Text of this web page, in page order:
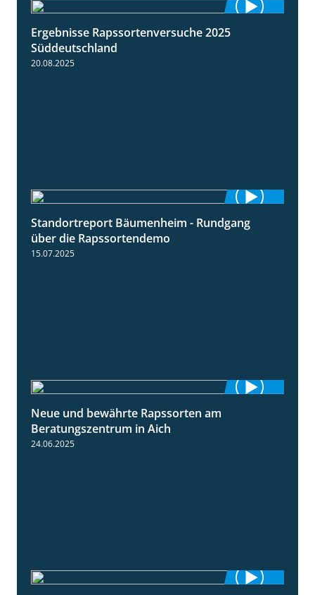
Ergebnisse Rapssortenversuche 2025
Süddeutschland
20.08.2025
6:03
Standortreport Bäumenheim - Rundgang
über die Rapssortendemo
15.07.2025
Neue und bewährte Rapssorten am
Beratungszentrum in Aich
24.06.2025